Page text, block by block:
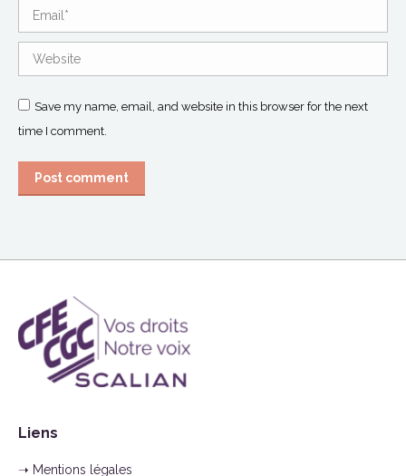
Email *
Website
Save my name, email, and website in this browser for the next
time I comment.
Post comment
Liens
➝ Mentions légales